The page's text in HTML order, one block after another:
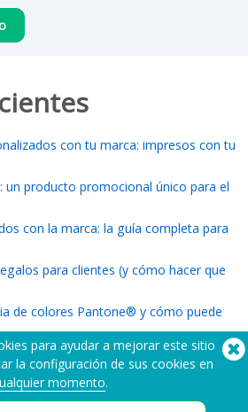
con tu marca: impresos con tu
un producto promocional único para el
con la marca: la guía completa para
para clientes (y cómo hacer que
de colores Pantone® y cómo puede
de marca: ¿Vale la pena para su empresa?
Ideas, presupuesto y cómo hacer
para ayudar a mejorar este sitio
la configuración de sus cookies en
momento.